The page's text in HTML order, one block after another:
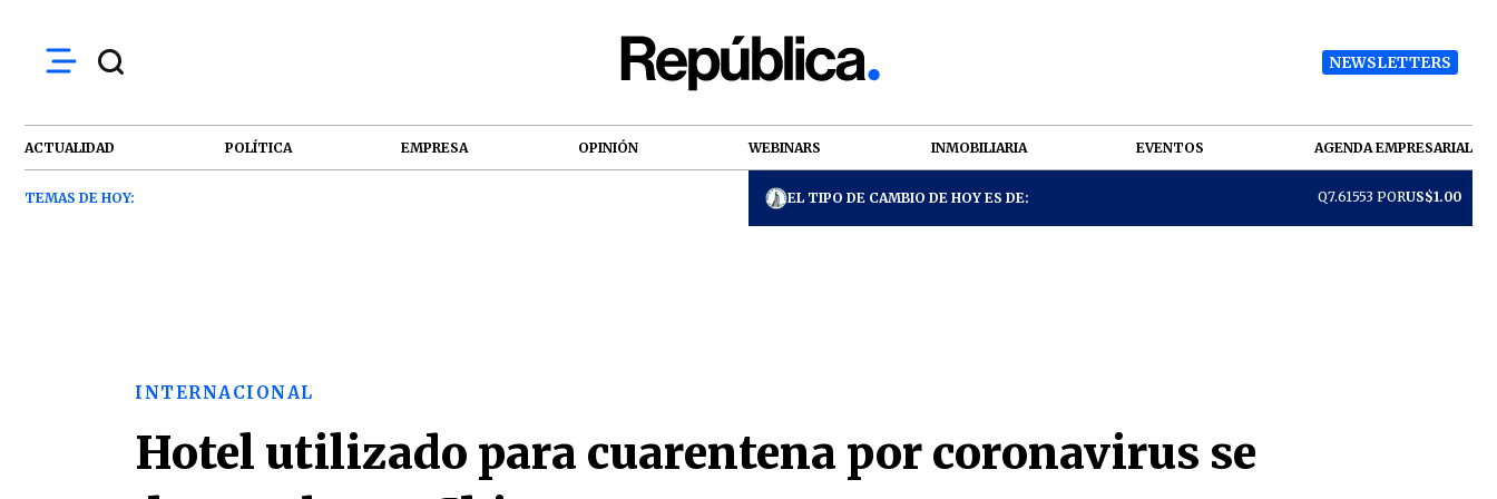
NEWSLETTERS
ACTUALIDAD POLÍTICA EMPRESA OPINIÓN WEBINARS INMOBILIARIA EVENTOS AGENDA EMPRESARIAL
TEMAS DE HOY: EL TIPO DE CAMBIO DE HOY ES DE: Q7.61553 PORUS$1.00
INTERNACIONAL
Hotel utilizado para cuarentena por coronavirus se